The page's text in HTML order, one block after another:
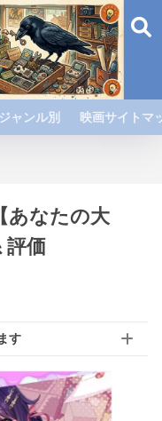
ャンル別 映画サイト
あなたの大
評価
す